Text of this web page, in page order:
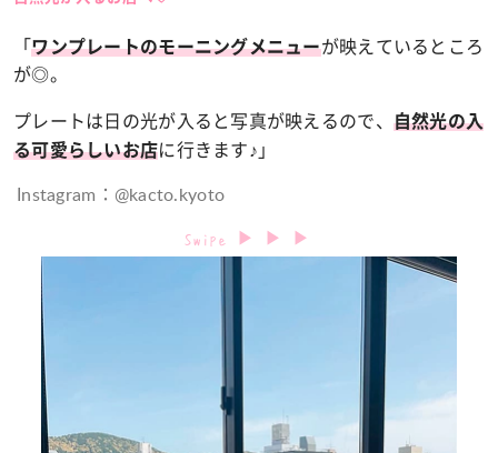
「ワンプレートのモーニングメニューが映えているところ
が◎。
プレートは日の光が入ると写真が映えるので、 自然光の入
る可愛らしいお店に行きます♪」
Instagram：@kacto.kyoto